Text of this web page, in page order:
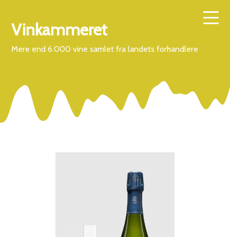
Vinkammeret
Mere end 6.000 vine samlet fra landets forhandlere